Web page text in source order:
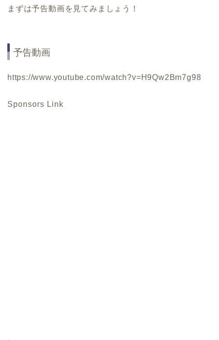
まずは予告動画を見てみましょう！
予告動画
https://www.youtube.com/watch?v=H9Qw2Bm7g98
Sponsors Link